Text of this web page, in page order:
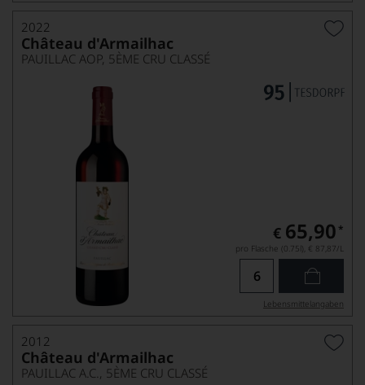
2022
Château d'Armailhac
PAUILLAC AOP, 5ÈME CRU CLASSÉ
€ 65,90 *
pro Flasche (0.75l), € 87,87/L
Lebensmittel­angaben
2012
Château d'Armailhac
PAUILLAC A.C., 5ÈME CRU CLASSÉ